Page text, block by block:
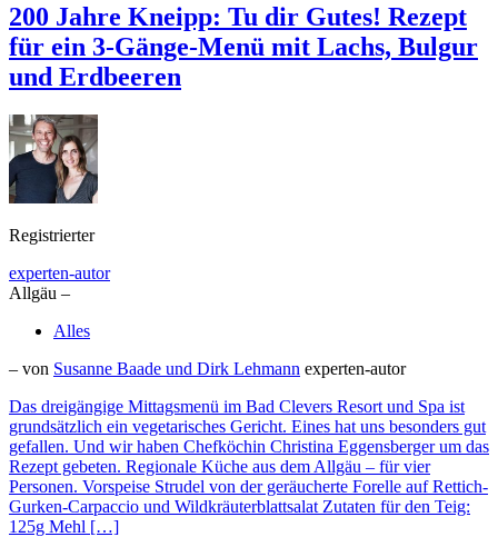
200 Jahre Kneipp: Tu dir Gutes! Rezept
für ein 3-Gänge-Menü mit Lachs, Bulgur
und Erdbeeren
Registrierter
experten-autor
Allgäu –
Alles
– von Susanne Baade und Dirk Lehmann experten-autor
Das dreigängige Mittagsmenü im Bad Clevers Resort und Spa ist
grundsätzlich ein vegetarisches Gericht. Eines hat uns besonders gut
gefallen. Und wir haben Chefköchin Christina Eggensberger um das
Rezept gebeten. Regionale Küche aus dem Allgäu – für vier
Personen. Vorspeise Strudel von der geräucherte Forelle auf Rettich-
Gurken-Carpaccio und Wildkräuterblattsalat Zutaten für den Teig:
125g Mehl […]